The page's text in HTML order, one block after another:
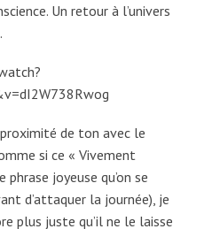
Un retour à l’univers
de ton avec le
si ce « Vivement
joyeuse qu’on se
d’attaquer la journée), je
plus juste qu’il ne le laisse